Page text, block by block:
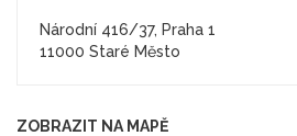
Národní 416/37, Praha 1
11000 Staré Město
ZOBRAZIT NA MAPĚ